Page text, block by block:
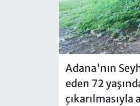
Adana'nın
eden 72
çıkarılmasıyla